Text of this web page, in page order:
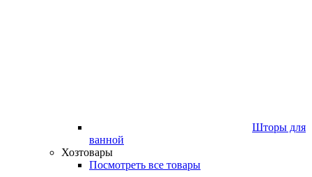
Шторы для
ванной
Хозтовары
Посмотреть все товары